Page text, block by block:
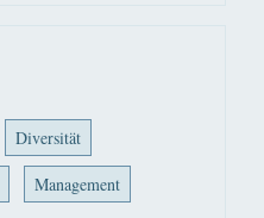
Diversität
Management